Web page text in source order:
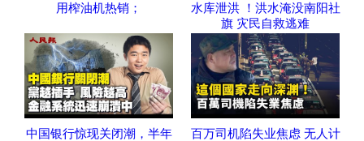
用榨油机热销；
水库泄洪 ！洪水淹没南阳社
旗 灾民自救逃难
中国银行惊现关闭潮，半年
百万司机陷失业焦虑 无人计